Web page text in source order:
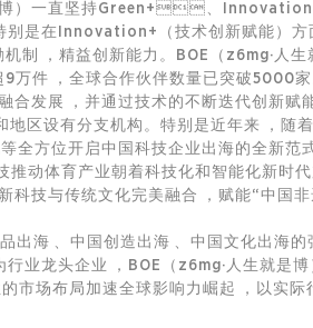
）一直坚持Green+、
是在Innovation+（技术创新赋能）方
机制，精益创新能力。BOE（z6mg·人
件，全球合作伙伴数量已突破5000
合发展，并通过技术的不断迭代创新赋
区设有分支机构。特别是近年来，随
化等全方位开启中国科技企业出海的全新
推动体育产业朝着科技化和智能化新时
新科技与传统文化完美融合，赋能“中
、中国创造出海、中国文化出海的
头企业，BOE（z6mg·人生就是博）
市场布局加速全球影响力崛起，以实